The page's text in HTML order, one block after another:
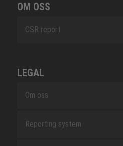
OM OSS
CSR report
LEGAL
Om oss
Reporting system